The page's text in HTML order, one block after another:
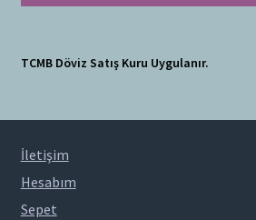
TCMB Döviz Satış Kuru Uygulanır.
İletişim
Hesabım
Sepet